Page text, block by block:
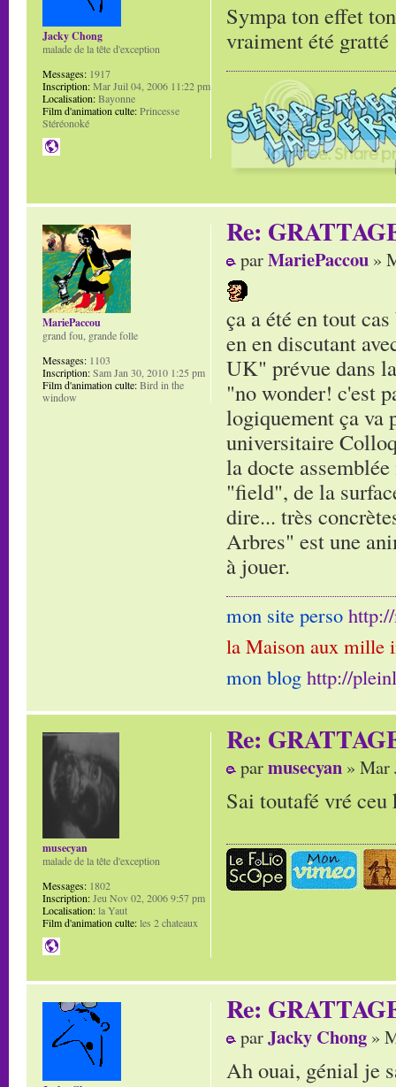
Sympa ton effet
vraiment été gratté
Jacky Chong
malade de la tête d'exception
Messages: 1917
Inscription:Mar Juil 04, 2006 11:22 pm
Localisation:Bayonne
Film d'animation culte:Princesse
Stéréonoké
Re:
parMariePaccou »
ça a été en tout
en en discutant
UK" prévue dans
"no wonder! c'est
logiquement ça va
universitaire
la docte
"field", de la
dire... très
Arbres" est une
à jouer.
mon site perso
la Maison aux mille
mon blog http://
MariePaccou
grand fou, grande folle
Messages: 1103
Inscription:Sam Jan 30, 2010 1:25 pm
Film d'animation culte:Bird in the
window
Re:
parmusecyan » Mar
Sai toutafé vré
musecyan
malade de la tête d'exception
Messages: 1802
Inscription:Jeu Nov 02, 2006 9:57 pm
Localisation:la Yaut
Film d'animation culte:les 2 chateaux
Re:
parJacky Chong »
Ah ouai, génial je